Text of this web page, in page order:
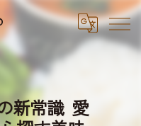
新常識 愛